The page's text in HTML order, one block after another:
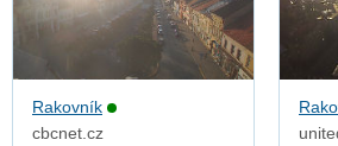
Rakovník
cbcnet.cz